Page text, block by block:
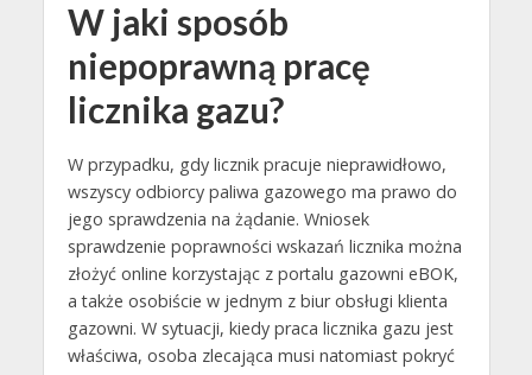
W jaki sposób
niepoprawną pracę
licznika gazu?
W przypadku, gdy licznik pracuje nieprawidłowo,
wszyscy odbiorcy paliwa gazowego ma prawo do
jego sprawdzenia na żądanie. Wniosek
sprawdzenie poprawności wskazań licznika można
złożyć online korzystając z portalu gazowni eBOK,
a także osobiście w jednym z biur obsługi klienta
gazowni. W sytuacji, kiedy praca licznika gazu jest
właściwa, osoba zlecająca musi natomiast pokryć